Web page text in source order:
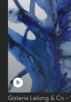
Galerie Lelong & Co -